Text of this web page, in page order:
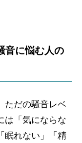
音に悩む人の
ただの騒音レベ
は「気にならな
眠れない」「精